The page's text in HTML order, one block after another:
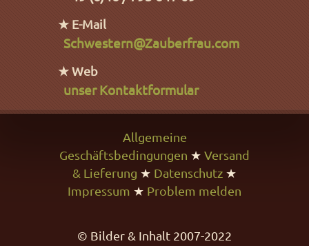
★ E-Mail
Schwestern@Zauberfrau.com
★ Web
unser Kontaktformular
Allgemeine
Geschäftsbedingungen ★ Versand
& Lieferung ★ Datenschutz ★
Impressum ★ Problem melden
© Bilder & Inhalt 2007-2022